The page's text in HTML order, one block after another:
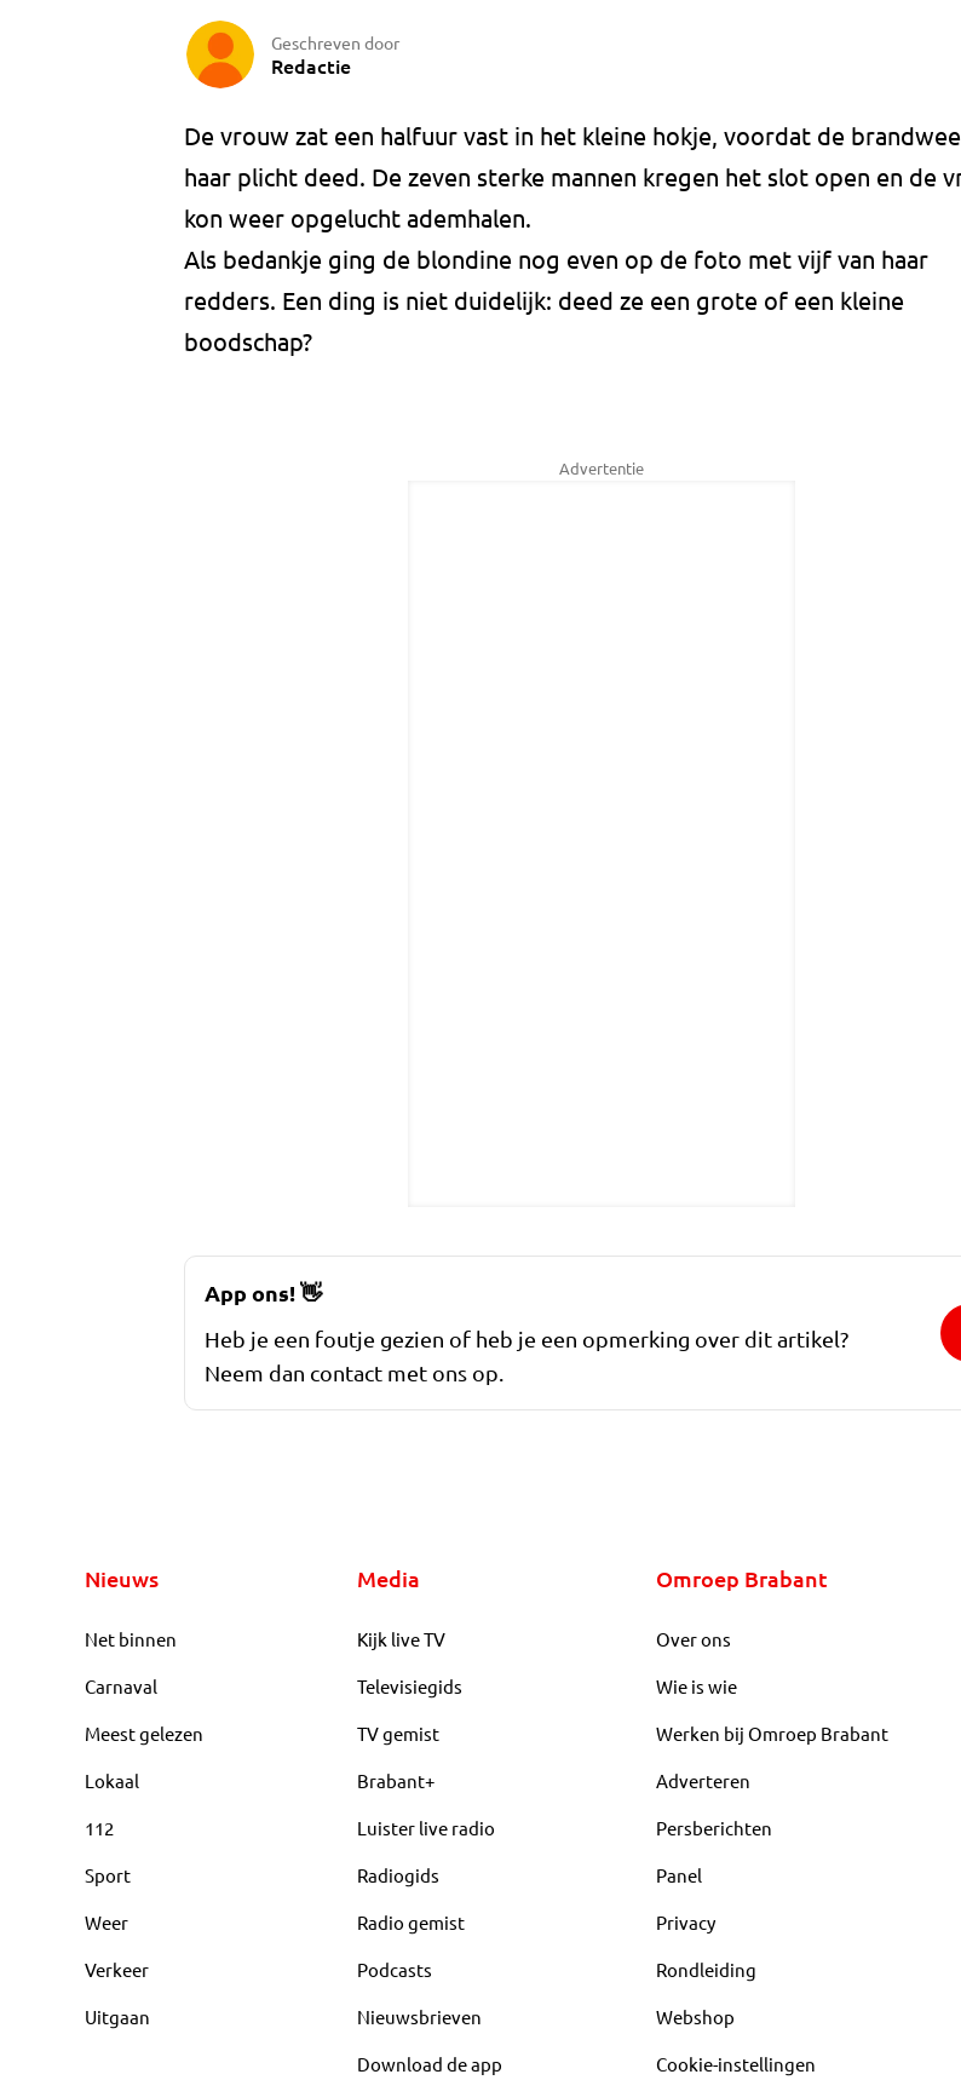
Geschreven door
Redactie
De vrouw zat een halfuur vast in het kleine hokje, voordat de
haar plicht deed. De zeven sterke mannen kregen het slot open en de
kon weer opgelucht ademhalen.
Als bedankje ging de blondine nog even op de foto met vijf van haar
redders. Een ding is niet duidelijk: deed ze een grote of een kleine
boodschap?
Advertentie
App ons!👋
Heb je een foutje gezien of heb je een opmerking over dit artikel?
Neem dan contact met ons op.
Nieuws
Net binnen
Carnaval
Meest gelezen
Lokaal
112
Sport
Weer
Verkeer
Uitgaan
Media
Kijk live TV
Televisiegids
TV gemist
Brabant+
Luister live radio
Radiogids
Radio gemist
Podcasts
Nieuwsbrieven
Download de app
Omroep Brabant
Over ons
Wie is wie
Werken bij Omroep Brabant
Adverteren
Persberichten
Panel
Privacy
Rondleiding
Webshop
Cookie-instellingen